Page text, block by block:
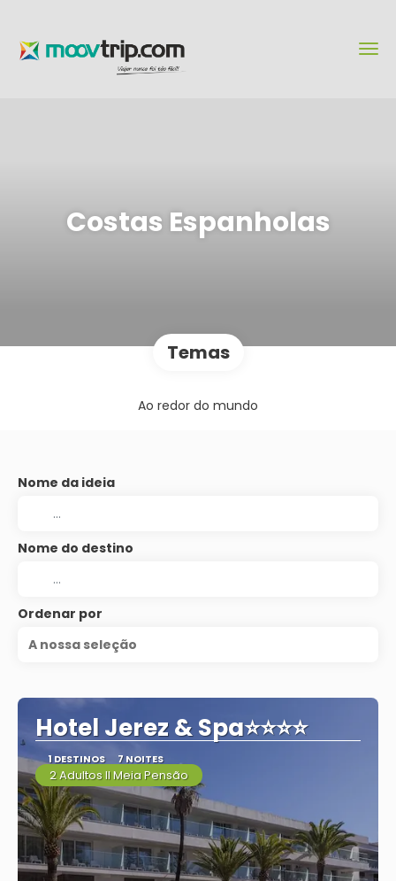
Costas Espanholas
Temas
Ao redor do mundo
Nome da ideia
Nome do destino
Ordenar por
A nossa seleção
Hotel Jerez & Spa⭐⭐⭐⭐
1 DESTINOS 7 NOITES
2 Adultos II Meia Pensão